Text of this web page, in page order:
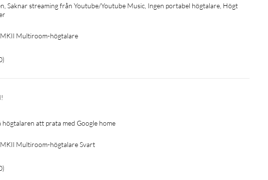
Saknar streaming från Youtube/Youtube Music, Ingen portabel högtalare, Högt
Multiroom-högtalare
)
att prata med Google home
Multiroom-högtalare Svart
)